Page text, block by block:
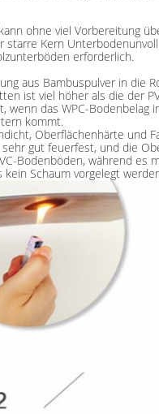
ohne viel Vorbereitung
starre Kern
erforderlich.
aus Bambuspulver in die
ist viel höher als die der
wenn das WPC-
kommt.
Oberflächenhärte und
gut feuerfest, und die
Bodenböden, während
Schaum vorgelegt